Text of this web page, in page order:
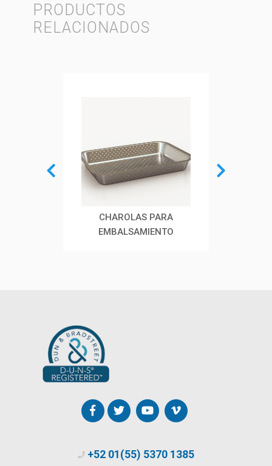
PRODUCTOS
RELACIONADOS
CHAROLAS PARA
EMBALSAMIENTO
CARRO PARA AUTOPSIAS
CON CHAROLA MOVIBLE
+52 01(55) 5370 1385